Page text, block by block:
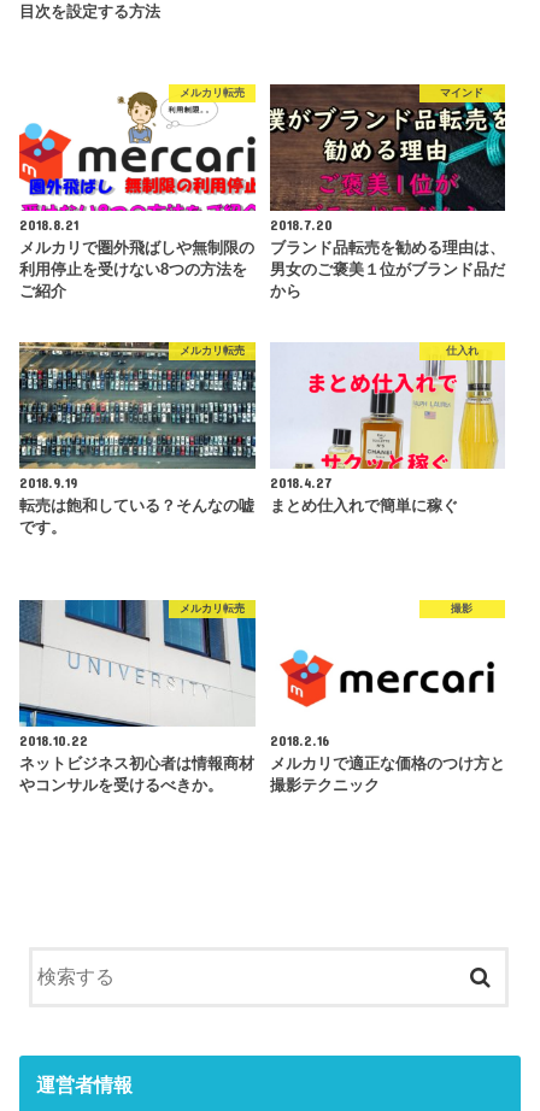
目次を設定する方法
メルカリ転売
2018.8.21
メルカリで圏外飛ばしや無制限の
利用停止を受けない8つの方法を
ご紹介
マインド
2018.7.20
ブランド品転売を勧める理由は、
男女のご褒美１位がブランド品だ
から
メルカリ転売
2018.9.19
転売は飽和している？そんなの嘘
です。
仕入れ
2018.4.27
まとめ仕入れで簡単に稼ぐ
メルカリ転売
2018.10.22
ネットビジネス初心者は情報商材
やコンサルを受けるべきか。
撮影
2018.2.16
メルカリで適正な価格のつけ方と
撮影テクニック
運営者情報